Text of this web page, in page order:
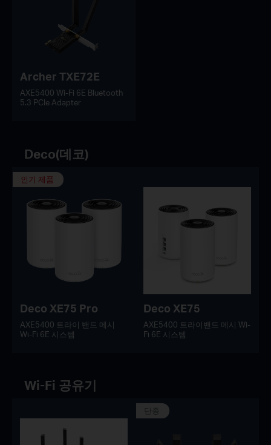
Archer TXE72E
AXE5400 Wi-Fi 6E Bluetooth
5.3 PCIe Adapter
Deco(데코)
Deco XE75 Pro
AXE5400 트라이 밴드 메시
Wi-Fi 6E 시스템
인기 제품
Deco XE75
AXE5400 트라이밴드 메시 Wi-
Fi 6E 시스템
Wi-Fi 공유기
단종